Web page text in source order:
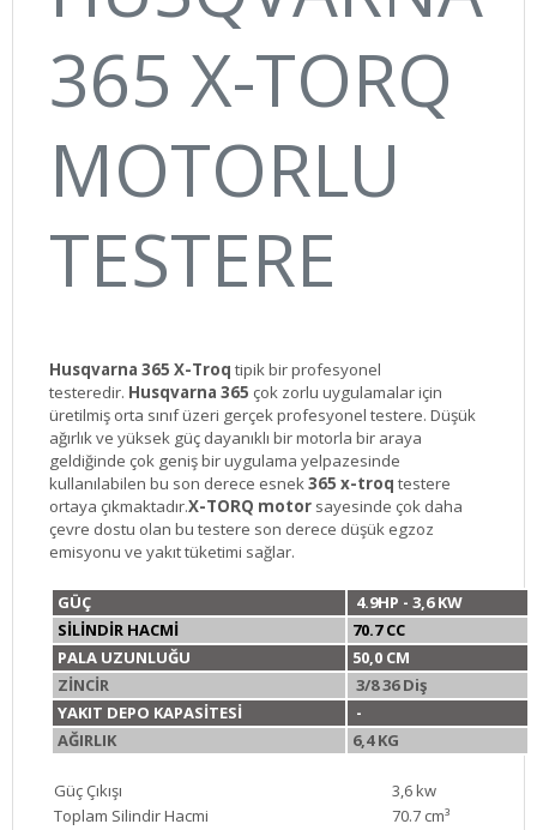
365 X-TORQ
MOTORLU
TESTERE
Husqvarna 365 X-Troq tipik bir profesyonel
testeredir. Husqvarna 365 çok zorlu uygulamalar için
üretilmiş orta sınıf üzeri gerçek profesyonel testere. Düşük
ağırlık ve yüksek güç dayanıklı bir motorla bir araya
geldiğinde çok geniş bir uygulama yelpazesinde
kullanılabilen bu son derece esnek365 x-troq testere
ortaya çıkmaktadır.X-TORQ motor sayesinde çok daha
çevre dostu olan bu testere son derece düşük egzoz
emisyonu ve yakıt tüketimi sağlar.
GÜÇ
4.9HP - 3,6 KW
SİLİNDİR HACMİ
70.7 CC
PALA UZUNLUĞU
50,0 CM
ZİNCİR
3/8 36 Diş
YAKIT DEPO KAPASİTESİ
-
AĞIRLIK
6,4 KG
Güç Çıkışı
3,6 kw
Toplam Silindir Hacmi
70.7 cm³